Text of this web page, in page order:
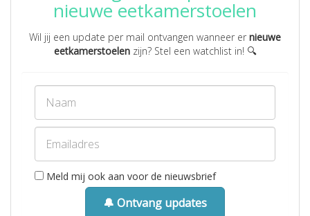
nieuwe eetkamerstoelen
Wil jij een update per mail ontvangen wanneer er nieuwe
eetkamerstoelenzijn? Stel een watchlist in! 🔍
Meld mij ook aan voor de nieuwsbrief
🔔 Ontvang updates